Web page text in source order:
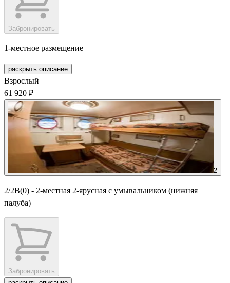
Забронировать
1-местное размещение
раскрыть описание
Взрослый
61 920 ₽
2
2/2В(0) - 2-местная 2-ярусная с умывальником (нижняя
палуба)
Забронировать